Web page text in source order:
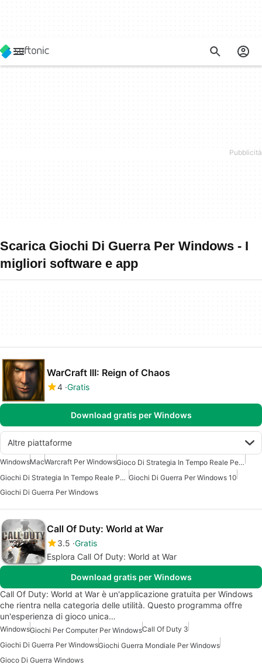
Scarica Giochi Di Guerra Per Windows - I
migliori software e app
WarCraft III: Reign of Chaos
4 Gratis
Download gratis per Windows
Altre piattaforme
WindowsMacWarcraft Per Windows
Gioco Di Strategia In Tempo Reale Per Windows
Giochi Di Strategia In Tempo Reale Per Windows Giochi Di Guerra Per Windows 10
Giochi Di Guerra Per Windows
Call Of Duty: World at War
3.5 Gratis
Esplora Call Of Duty: World at War
Download gratis per Windows
Call Of Duty: World at War è un'applicazione gratuita per Windows
che rientra nella categoria delle utilità. Questo programma offre
un'esperienza di gioco unica…
WindowsGiochi Per Computer Per WindowsCall Of Duty 3
Giochi Di Guerra Per WindowsGiochi Guerra Mondiale Per Windows
Gioco Di Guerra Windows